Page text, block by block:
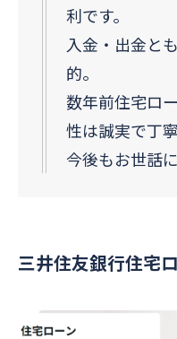
利です。
入金・出金と
的。
数年前住宅ロ
性は誠実で丁
今後もお世話
三井住友銀行住宅